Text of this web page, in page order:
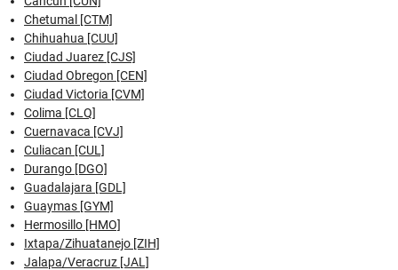
Chetumal [CTM]
Chihuahua [CUU]
Ciudad Juarez [CJS]
Ciudad Obregon [CEN]
Ciudad Victoria [CVM]
Colima [CLQ]
Cuernavaca [CVJ]
Culiacan [CUL]
Durango [DGO]
Guadalajara [GDL]
Guaymas [GYM]
Hermosillo [HMO]
Ixtapa/Zihuatanejo [ZIH]
Jalapa/Veracruz [JAL]